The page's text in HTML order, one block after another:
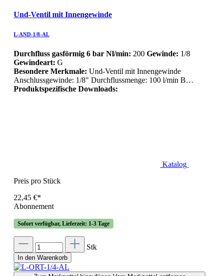
Und-Ventil mit Innengewinde
L-AND-1/8-AL
Durchfluss gasförmig 6 bar Nl/min: 200 Gewinde: 1/8
Gewindeart: G
Besondere Merkmale: Und-Ventil mit Innengewinde
Anschlussgewinde: 1/8" Durchflussmenge: 100 l/min B…
Produktspezifische Downloads:
Katalog
Preis pro Stück
22,45 €*
Abonnement
Sofort verfügbar, Lieferzeit: 1-3 Tage
Stk
In den Warenkorb